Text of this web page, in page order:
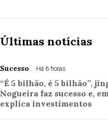
Últimas notícias
Sucesso Há 6 horas
“É 5 bilhão, é 5 bilhão”,
Nogueira faz sucesso e,
explica investimentos